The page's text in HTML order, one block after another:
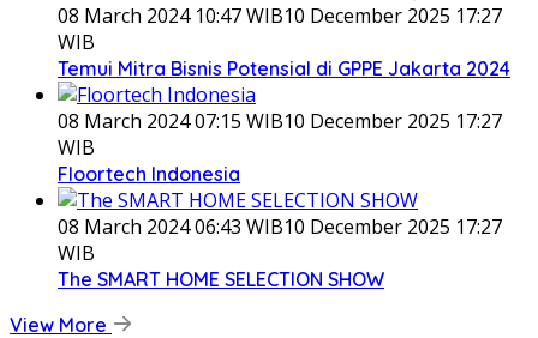
08 March 2024 10:47 WIB10 December 2025 17:27
WIB
Temui Mitra Bisnis Potensial di GPPE Jakarta 2024
08 March 2024 07:15 WIB10 December 2025 17:27
WIB
Floortech Indonesia
08 March 2024 06:43 WIB10 December 2025 17:27
WIB
The SMART HOME SELECTION SHOW
View More